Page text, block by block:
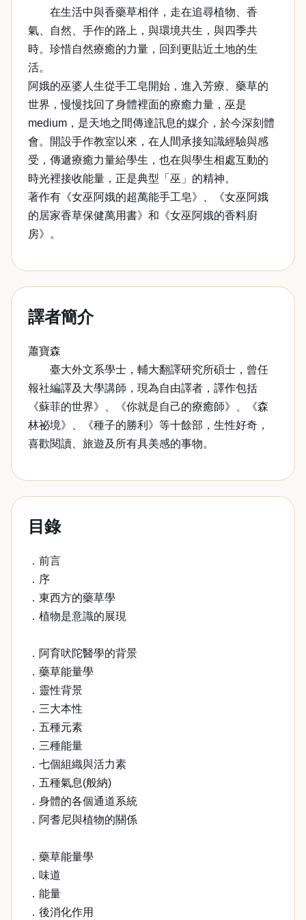
在生活中與香藥草相伴，走在追尋植物、香
氣、自然、手作的路上，與環境共生，與四季共
時。珍惜自然療癒的力量，回到更貼近土地的生
活。
阿娥的巫婆人生從手工皂開始，進入芳療、藥草的
世界，慢慢找回了身體裡面的療癒力量，巫是
medium，是天地之間傳達訊息的媒介，於今深刻體
會。開設手作教室以來，在人間承接知識經驗與感
受，傳遞療癒力量給學生，也在與學生相處互動的
時光裡接收能量，正是典型「巫」的精神。
著作有《女巫阿娥的超萬能手工皂》、《女巫阿娥
的居家香草保健萬用書》和《女巫阿娥的香料廚
房》。
譯者簡介
蕭寶森
臺大外文系學士，輔大翻譯研究所碩士，曾任
報社編譯及大學講師，現為自由譯者，譯作包括
《蘇菲的世界》、《你就是自己的療癒師》、《森
林祕境》、《種子的勝利》等十餘部，生性好奇，
喜歡閱讀、旅遊及所有具美感的事物。
目錄
．前言
．序
．東西方的藥草學
．植物是意識的展現
．阿育吠陀醫學的背景
．藥草能量學
．靈性背景
．三大本性
．五種元素
．三種能量
．七個組織與活力素
．五種氣息(般納)
．身體的各個通道系統
．阿耆尼與植物的關係
．藥草能量學
．味道
．能量
．後消化作用